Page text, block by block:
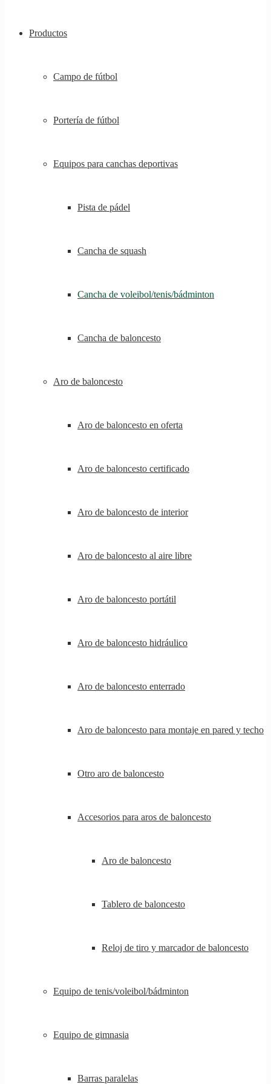
Productos
Campo de fútbol
Portería de fútbol
Equipos para canchas deportivas
Pista de pádel
Cancha de squash
Cancha de voleibol/tenis/bádminton
Cancha de baloncesto
Aro de baloncesto
Aro de baloncesto en oferta
Aro de baloncesto certificado
Aro de baloncesto de interior
Aro de baloncesto al aire libre
Aro de baloncesto portátil
Aro de baloncesto hidráulico
Aro de baloncesto enterrado
Aro de baloncesto para montaje en pared y techo
Otro aro de baloncesto
Accesorios para aros de baloncesto
Aro de baloncesto
Tablero de baloncesto
Reloj de tiro y marcador de baloncesto
Equipo de tenis/voleibol/bádminton
Equipo de gimnasia
Barras paralelas